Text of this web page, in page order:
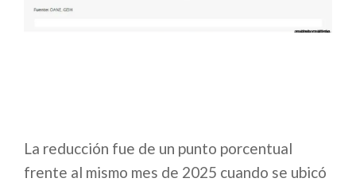
La reducción fue de un punto porcentual
frente al mismo mes de 2025 cuando se ubicó